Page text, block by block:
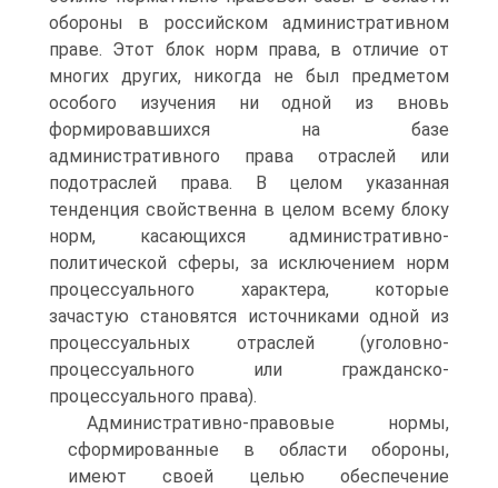
обороны в российском административном
праве. Этот блок норм права, в отличие от
многих других, никогда не был предметом
особого изучения ни одной из вновь
формировавшихся на базе
административного права отраслей или
подотраслей права. В целом указанная
тенденция свойственна в целом всему блоку
норм, касающихся административно-
политической сферы, за исключением норм
процессуального характера, которые
зачастую становятся источниками одной из
процессуальных отраслей (уголовно-
процессуального или гражданско-
процессуального права).
Административно-правовые нормы,
сформированные в области обороны,
имеют своей целью обеспечение